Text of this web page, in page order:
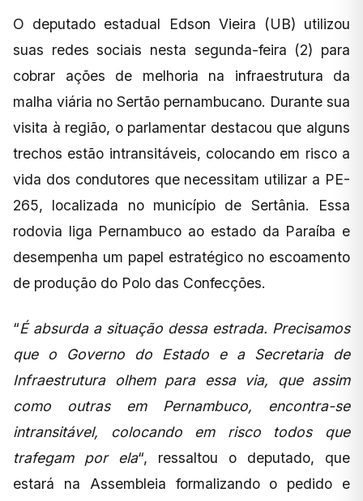
O deputado estadual Edson Vieira (UB) utilizou
suas redes sociais nesta segunda-feira (2) para
cobrar ações de melhoria na infraestrutura da
malha viária no Sertão pernambucano. Durante sua
visita à região, o parlamentar destacou que alguns
trechos estão intransitáveis, colocando em risco a
vida dos condutores que necessitam utilizar a PE-
265, localizada no município de Sertânia. Essa
rodovia liga Pernambuco ao estado da Paraíba e
desempenha um papel estratégico no escoamento
de produção do Polo das Confecções.
“É absurda a situação dessa estrada. Precisamos
que o Governo do Estado e a Secretaria de
Infraestrutura olhem para essa via, que assim
como outras em Pernambuco, encontra-se
intransitável, colocando em risco todos que
trafegam por ela“, ressaltou o deputado, que
estará na Assembleia formalizando o pedido e